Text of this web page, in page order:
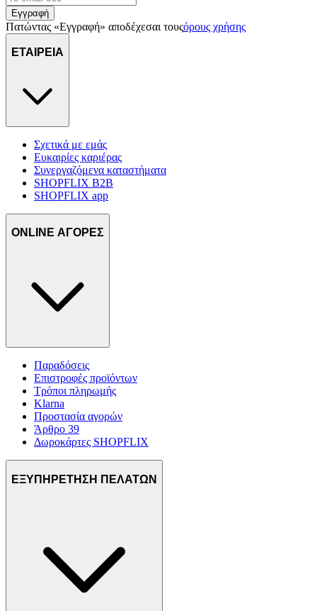
Εγγραφή
Πατώντας «Εγγραφή» αποδέχεσαι τουςόρους χρήσης
ΕΤΑΙΡΕΙΑ
Σχετικά με εμάς
Ευκαιρίες καριέρας
Συνεργαζόμενα καταστήματα
SHOPFLIX B2B
SHOPFLIX app
ONLINE ΑΓΟΡΕΣ
Παραδόσεις
Επιστροφές προϊόντων
Τρόποι πληρωμής
Klarna
Προστασία αγορών
Άρθρο 39
Δωροκάρτες SHOPFLIX
ΕΞΥΠΗΡΕΤΗΣΗ ΠΕΛΑΤΩΝ